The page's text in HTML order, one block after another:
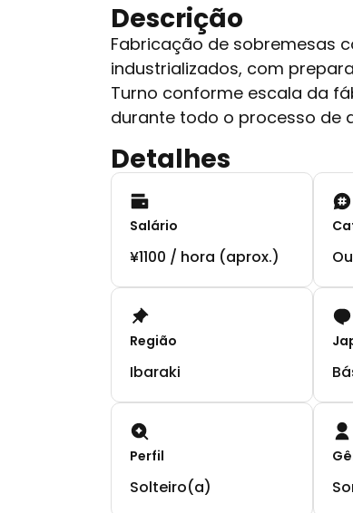
Descrição
Fabricação de sobremesas
industrializados, com
Turno conforme escala da
durante todo o processo de
Detalhes
Salário
¥1100 / hora (aprox.)
Região
Ibaraki
Perfil
Solteiro(a)